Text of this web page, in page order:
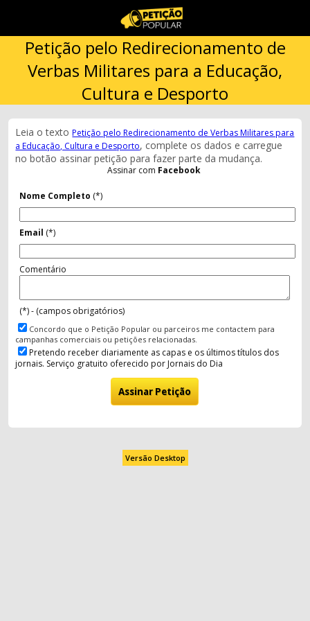
Petição pelo Redirecionamento de
Verbas Militares para a Educação,
Cultura e Desporto
Leia o textoPetição pelo Redirecionamento de Verbas Militares para
a Educação, Cultura e Desporto, complete os dados e carregue
no botão assinar petição para fazer parte da mudança.
Assinar com Facebook
Nome Completo (*)
Email (*)
Comentário
(*) - (campos obrigatórios)
Concordo que o Petição Popular ou parceiros me contactem para
campanhas comerciais ou petições relacionadas.
Pretendo receber diariamente as capas e os últimos títulos dos
jornais. Serviço gratuito oferecido por Jornais do Dia
Versão Desktop